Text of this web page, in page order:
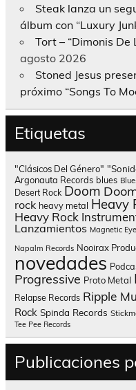
Steak lanza un
álbum con “Luxury
Tort – “Dimonis
agosto 2026
Stoned Jesus
próximo “Songs To
Etiquetas
"Clásicos Del Género"
Argonauta Records blues
Desert Rock Doom
rock heavy metal Heavy
Heavy Rock
Lanzamientos Magnetic
Napalm Records Nooirax
novedades
Progressive Proto Metal
Relapse Records Ripple
Rock Spinda Records
Tee Pee Records
Publicaciones